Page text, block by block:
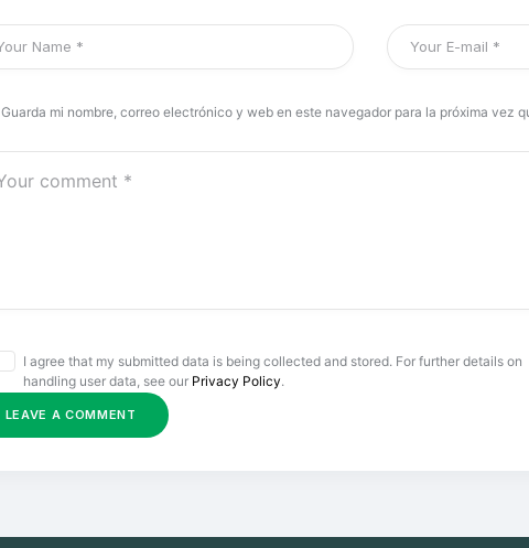
Guarda mi nombre, correo electrónico y web en este navegador para la próxima vez
I agree that my submitted data is being collected and stored. For further details on
handling user data, see our Privacy Policy.